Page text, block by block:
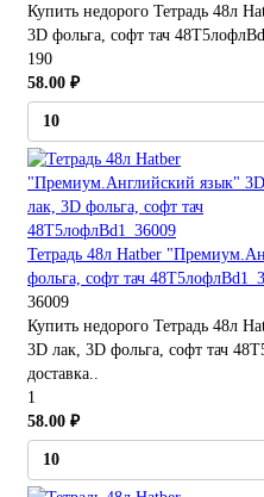
Купить недорого Тетрадь 48л
3D фольга, софт тач
190
58.00 ₽
Тетрадь 48л Hatber
фольга, софт тач
36009
Купить недорого Тетрадь 48л
3D лак, 3D фольга, софт тач
доставка..
1
58.00 ₽